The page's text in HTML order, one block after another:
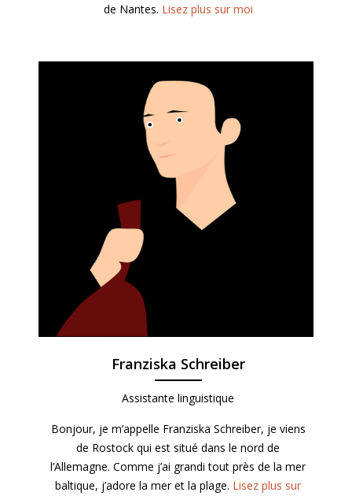
de Nantes. Lisez plus sur moi
Franziska Schreiber
Assistante linguistique
Bonjour, je m’appelle Franziska Schreiber, je viens
de Rostock qui est situé dans le nord de
l’Allemagne. Comme j’ai grandi tout près de la mer
baltique, j’adore la mer et la plage. Lisez plus sur